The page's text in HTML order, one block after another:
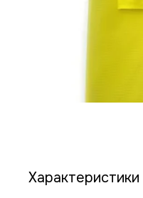
Характеристики